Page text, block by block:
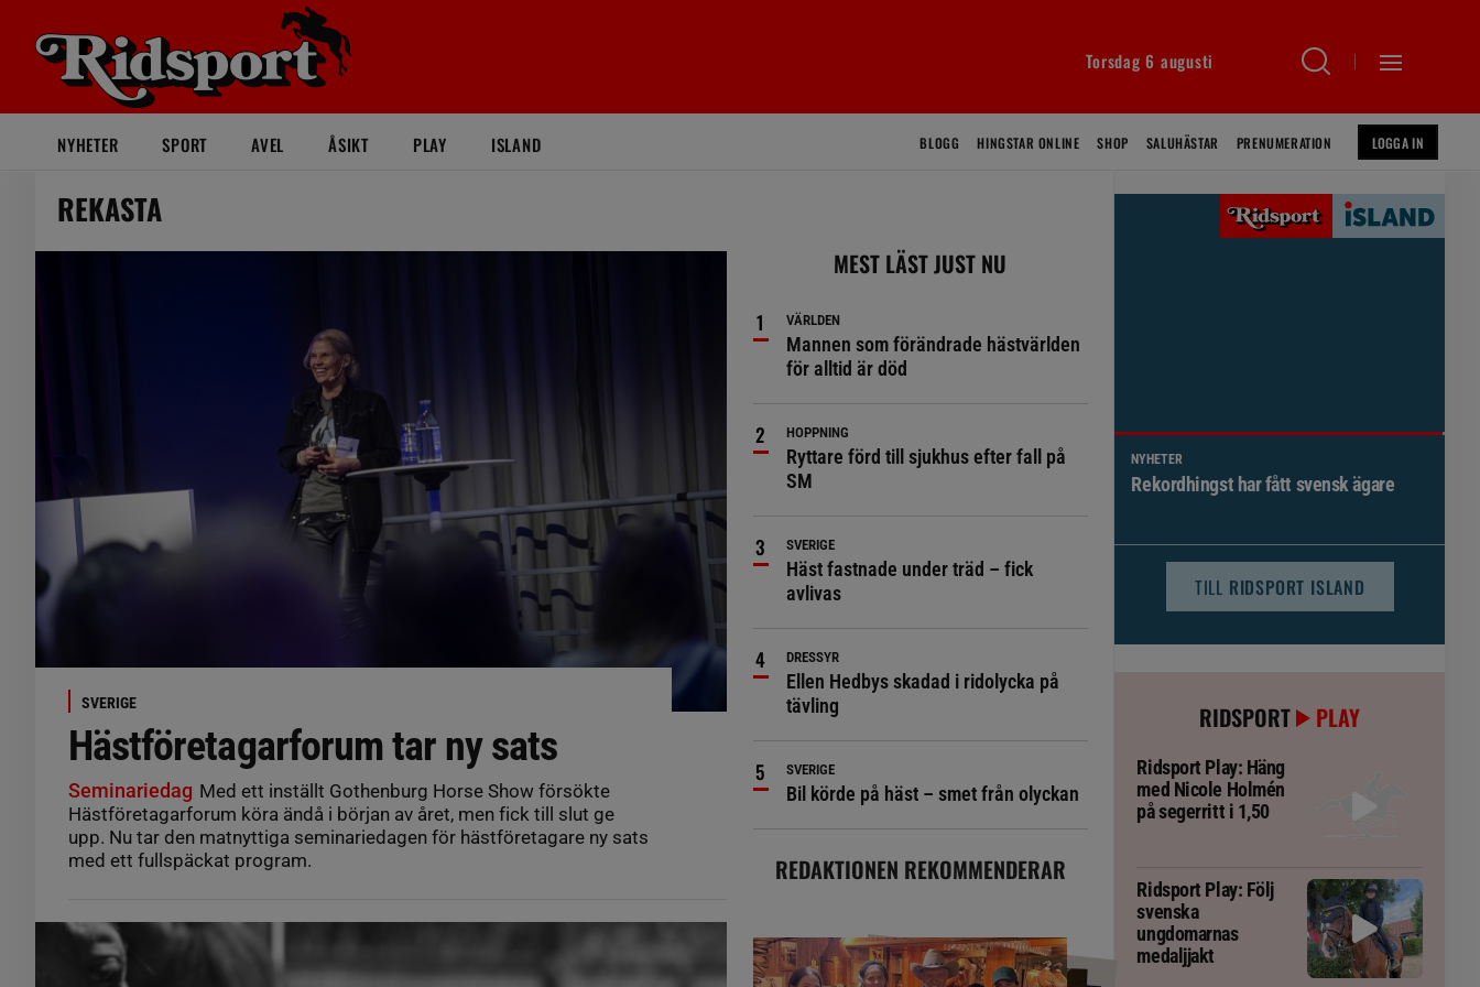
Torsdag 6 augusti
NYHETER SPORT AVEL ÅSIKT PLAY ISLAND BLOGG HINGSTAR ONLINE SHOP SALUHÄSTAR PRENUMERATION LOGGA IN
REKASTA
SVERIGE
Hästföretagarforum tar ny sats
Seminariedag Med ett inställt Gothenburg Horse Show försökte
Hästföretagarforum köra ändå i början av året, men fick till slut ge
upp. Nu tar den matnyttiga seminariedagen för hästföretagare ny sats
med ett fullspäckat program.
MEST LÄST JUST NU
VÄRLDEN
Mannen som förändrade hästvärlden
för alltid är död
HOPPNING
Ryttare förd till sjukhus efter fall på
SM
SVERIGE
Häst fastnade under träd – fick
avlivas
DRESSYR
Ellen Hedbys skadad i ridolycka på
tävling
SVERIGE
Bil körde på häst – smet från olyckan
REDAKTIONEN REKOMMENDERAR
NYHETER
Brett politiskt stöd för förändringar i
TILL RIDSPORT ISLAND
RIDSPORT PLAY
Ridsport Play: Häng
med Nicole Holmén
på segerritt i 1,50
Ridsport Play: Följ
svenska
ungdomarnas
medaljjakt